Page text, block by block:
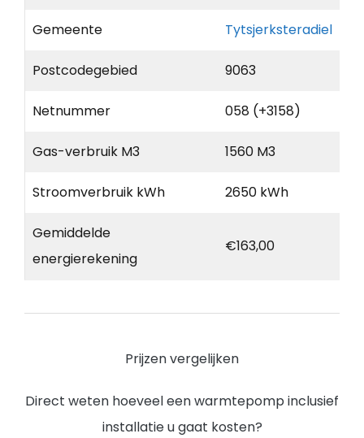
Gemeente Tytsjerksteradiel
Postcodegebied 9063
Netnummer 058 (+3158)
Gas-verbruik M3 1560 M3
Stroomverbruik kWh 2650 kWh
Gemiddelde
energierekening
€163,00
Prijzen vergelijken
Direct weten hoeveel een warmtepomp inclusief
installatie u gaat kosten?